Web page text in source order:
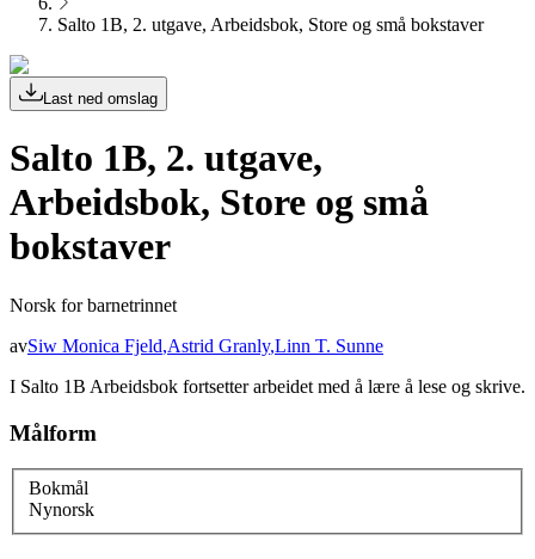
Salto 1B, 2. utgave, Arbeidsbok, Store og små bokstaver
Last ned omslag
Salto 1B, 2. utgave,
Arbeidsbok, Store og små
bokstaver
Norsk for barnetrinnet
avSiw Monica Fjeld,Astrid Granly,Linn T. Sunne
I Salto 1B Arbeidsbok fortsetter arbeidet med å lære å lese og skrive.
Målform
Bokmål
Nynorsk